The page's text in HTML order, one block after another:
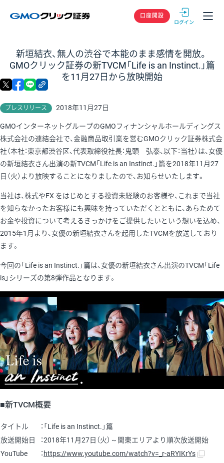
GMOクリック
口座開設
新垣結衣、無人の渋谷で本能のまま感情を開放。
GMOクリック証券の新TVCM「Life is an Instinct.」篇
を11月27日から放映開始
プレスリリース 2018年11月27日
X facebook
GMOインターネットグループのGMOフィナンシャルホールディングス
株式会社の連結会社で、金融商品取引業を営むGMOクリック証券株式会
社（本社：東京都渋谷区、代表取締役社長：鬼頭 弘泰、以下：当社）は、女優
の新垣結衣さん出演の新TVCM「Life is an Instinct.」篇を2018年11月27
日（火）より放映することになりましたので、お知らせいたします。
当社は、株式やFX をはじめとする投資未経験のお客様や、これまで当社
を知らなかったお客様にも興味を持っていただくとともに、あらためて
お金や投資について考えるきっかけをご提供したいという想いを込め、
2015年1月より、女優の新垣結衣さんを起用したTVCMを放送しており
ます。
今回の「Life is an Instinct.」篇は、女優の新垣結衣さん出演のTVCM「Life
is」シリーズの第8弾作品となります。
■新TVCM概要
タイトル
：「Life is an Instinct.」篇
放送開始日
：2018年11月27日（火）～関東エリアより順次放送開始
YouTube
： https://www.youtube.com/watch?v=_r-aRYIKrYs